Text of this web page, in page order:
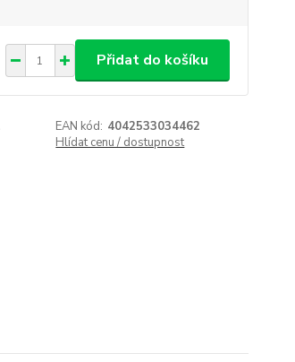
Přidat do košíku
EAN kód: 4042533034462
Hlídat cenu / dostupnost